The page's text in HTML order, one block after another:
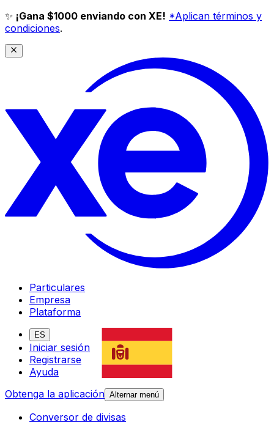
✨ ¡Gana $1000 enviando con XE! *Aplican términos y
condiciones.
Particulares
Empresa
Plataforma
ES
Iniciar sesión
Registrarse
Ayuda
Obtenga la aplicación Alternar menú
Conversor de divisas